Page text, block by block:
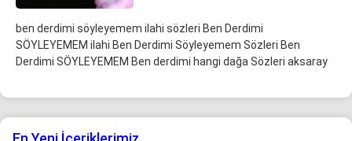
ben derdimi söyleyemem ilahi sözleri Ben Derdimi
SÖYLEYEMEM ilahi Ben Derdimi Söyleyemem Sözleri Ben
Derdimi SÖYLEYEMEM Ben derdimi hangi dağa Sözleri aksaray